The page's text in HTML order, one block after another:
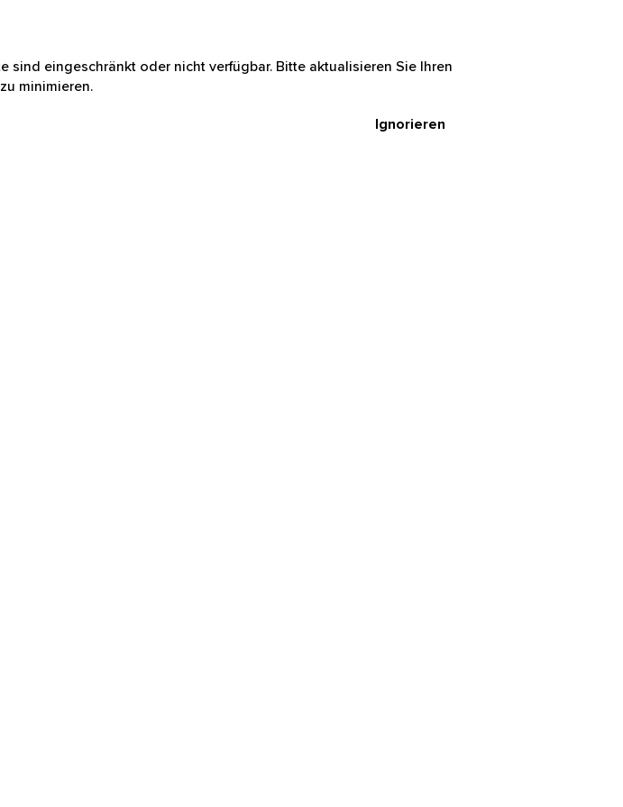
sind eingeschränkt oder nicht verfügbar. Bitte aktualisieren Sie Ihren
minimieren.
Ignorieren